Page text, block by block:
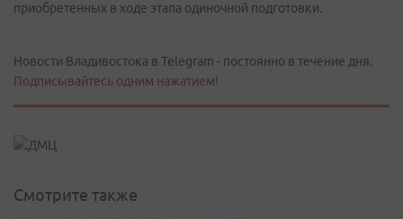
приобретенных в ходе этапа одиночной подготовки.
Новости Владивостока в Telegram - постоянно в течение дня.
Подписывайтесь одним нажатием!
Смотрите также